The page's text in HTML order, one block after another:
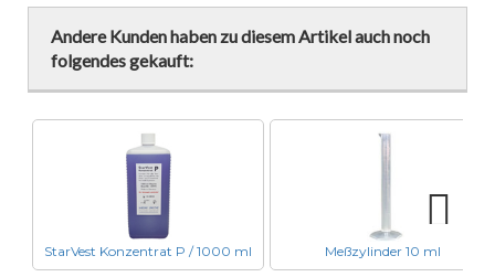
Andere Kunden haben zu diesem Artikel auch noch
folgendes gekauft:
StarVest Konzentrat P / 1000 ml Meßzylinder 10 ml
Next